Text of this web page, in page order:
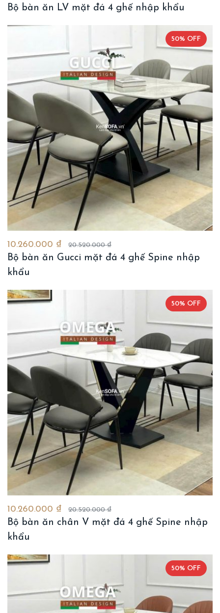
Bộ bàn ăn LV mặt đá 4 ghế nhập khẩu
50% OFF
10.260.000 ₫ 20.520.000 ₫
Bộ bàn ăn Gucci mặt đá 4 ghế Spine nhập
khẩu
50% OFF
10.260.000 ₫ 20.520.000 ₫
Bộ bàn ăn chân V mặt đá 4 ghế Spine nhập
khẩu
50% OFF